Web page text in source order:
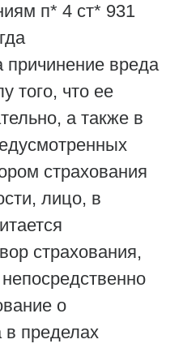
п* 4 ст* 931
причинение вреда
того, что ее
а также в
страхования
лицо, в
страхования,
о
пределах